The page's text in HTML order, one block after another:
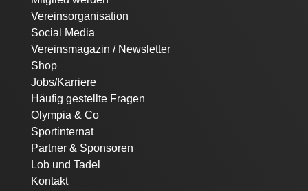
überspringen
Vereinsorganisation
Social Media
Vereinsmagazin / Newsletter
Shop
Jobs/Karriere
Häufig gestellte Fragen
Olympia & Co
Sportinternat
Partner & Sponsoren
Lob und Tadel
Kontakt